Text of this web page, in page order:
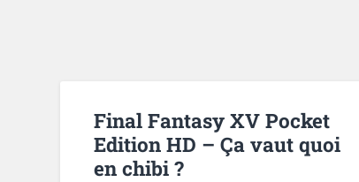
Final Fantasy XV Pocket
Edition HD – Ça vaut quoi
en chibi ?